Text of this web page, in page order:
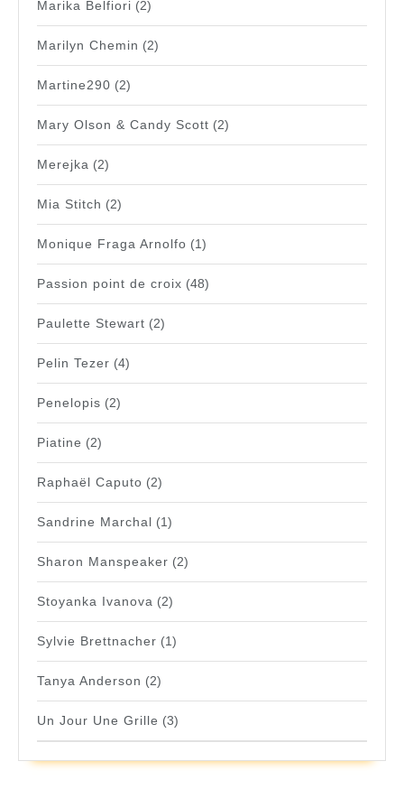
Marika Belfiori (2)
Marilyn Chemin (2)
Martine290 (2)
Mary Olson & Candy Scott (2)
Merejka (2)
Mia Stitch (2)
Monique Fraga Arnolfo (1)
Passion point de croix (48)
Paulette Stewart (2)
Pelin Tezer (4)
Penelopis (2)
Piatine (2)
Raphaël Caputo (2)
Sandrine Marchal (1)
Sharon Manspeaker (2)
Stoyanka Ivanova (2)
Sylvie Brettnacher (1)
Tanya Anderson (2)
Un Jour Une Grille (3)